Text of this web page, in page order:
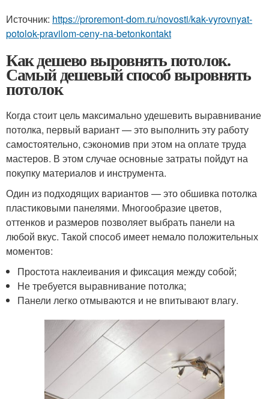
Источник: https://proremont-dom.ru/novosti/kak-vyrovnyat-
potolok-pravilom-ceny-na-betonkontakt
Как дешево выровнять потолок.
Самый дешевый способ выровнять
потолок
Когда стоит цель максимально удешевить выравнивание
потолка, первый вариант — это выполнить эту работу
самостоятельно, сэкономив при этом на оплате труда
мастеров. В этом случае основные затраты пойдут на
покупку материалов и инструмента.
Один из подходящих вариантов — это обшивка потолка
пластиковыми панелями. Многообразие цветов,
оттенков и размеров позволяет выбрать панели на
любой вкус. Такой способ имеет немало положительных
моментов:
Простота наклеивания и фиксация между собой;
Не требуется выравнивание потолка;
Панели легко отмываются и не впитывают влагу.